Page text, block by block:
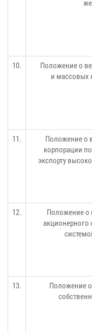
10.
Положение о
и массовых
11.
Положение о
корпорации
экспорту
12.
Положение о
13.
Положение